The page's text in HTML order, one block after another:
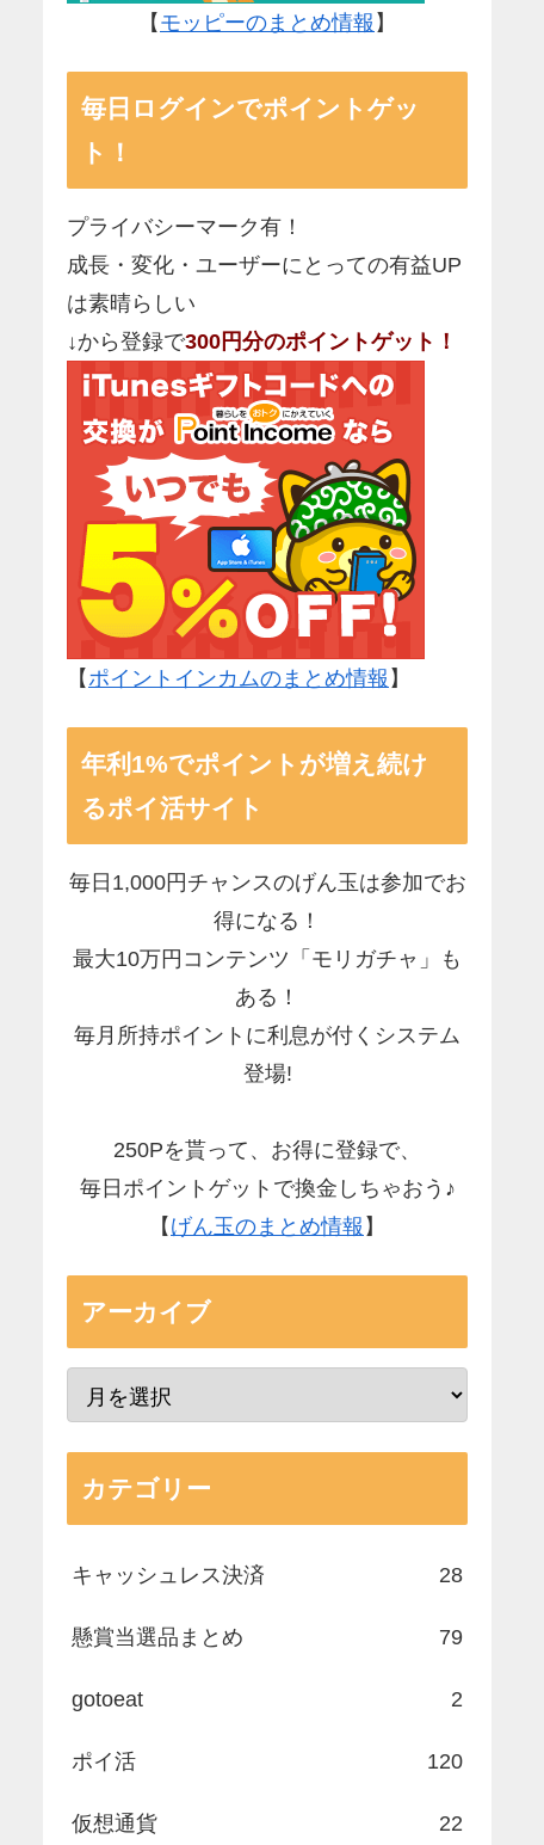
【 モッピーのまとめ情報 】
毎日ログインでポイントゲッ
ト！
プライバシーマーク有！
成長・変化・ユーザーにとっての有益UP
は素晴らしい
↓から登録で300円分のポイントゲット！
【 ポイントインカムのまとめ情報 】
年利1%でポイントが増え続け
るポイ活サイト
毎日1,000円チャンスのげん玉は参加でお
得になる！
最大10万円コンテンツ「モリガチャ」も
ある！
毎月所持ポイントに利息が付くシステム
登場!
250Pを貰って、お得に登録で、
毎日ポイントゲットで換金しちゃおう♪
【 げん玉のまとめ情報 】
アーカイブ
カテゴリー
キャッシュレス決済 28
懸賞当選品まとめ 79
gotoeat 2
ポイ活 120
仮想通貨 22